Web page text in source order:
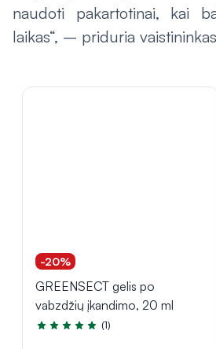
naudoti pakartotinai, kai
laikas“, – priduria
-20%
GREENSECT gelis po
vabzdžių įkandimo, 20 ml
Įvertinimas 5.0 iš 5
(1)